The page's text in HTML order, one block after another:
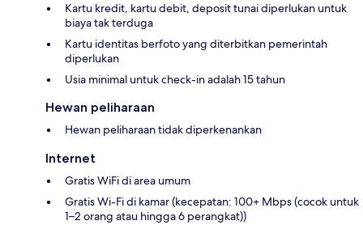
Kartu kredit, kartu debit, deposit tunai diperlukan untuk
biaya tak terduga
Kartu identitas berfoto yang diterbitkan pemerintah
diperlukan
Usia minimal untuk check-in adalah 15 tahun
Hewan peliharaan
Hewan peliharaan tidak diperkenankan
Internet
Gratis WiFi di area umum
Gratis Wi-Fi di kamar (kecepatan: 100+ Mbps (cocok untuk
1–2 orang atau hingga 6 perangkat))